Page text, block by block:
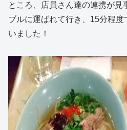
ところ、店員さん達の連携が見
ブルに運ばれて行き、15分程
いました！